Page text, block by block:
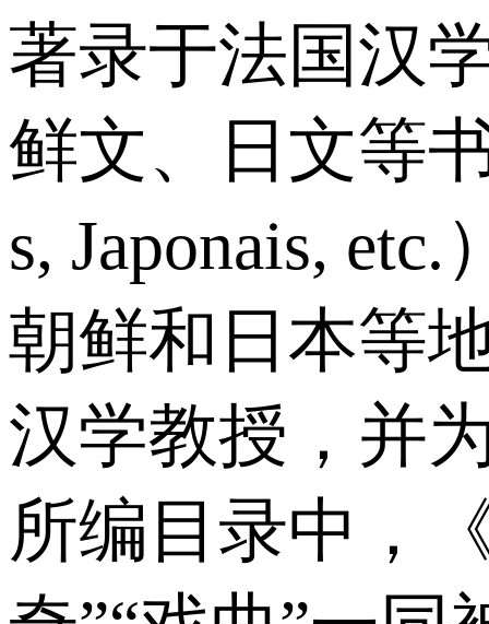
著录于法国汉
鲜文、日文等
s, Japonais,
朝鲜和日本等
汉学教授，并
所编目录中，